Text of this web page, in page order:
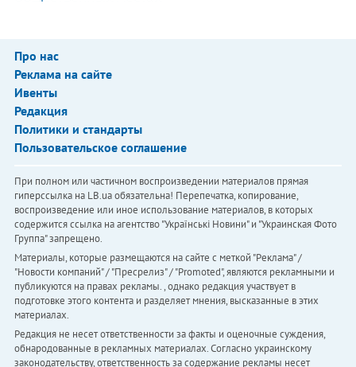
Про нас
Реклама на сайте
Ивенты
Редакция
Политики и стандарты
Пользовательское соглашение
При полном или частичном воспроизведении материалов прямая
гиперссылка на LB.ua обязательна! Перепечатка, копирование,
воспроизведение или иное использование материалов, в которых
содержится ссылка на агентство "Українськi Новини" и "Украинская Фото
Группа" запрещено.
Материалы, которые размещаются на сайте с меткой "Реклама" /
"Новости компаний" / "Пресрелиз" / "Promoted", являются рекламными и
публикуются на правах рекламы. , однако редакция участвует в
подготовке этого контента и разделяет мнения, высказанные в этих
материалах.
Редакция не несет ответственности за факты и оценочные суждения,
обнародованные в рекламных материалах. Согласно украинскому
законодательству, ответственность за содержание рекламы несет